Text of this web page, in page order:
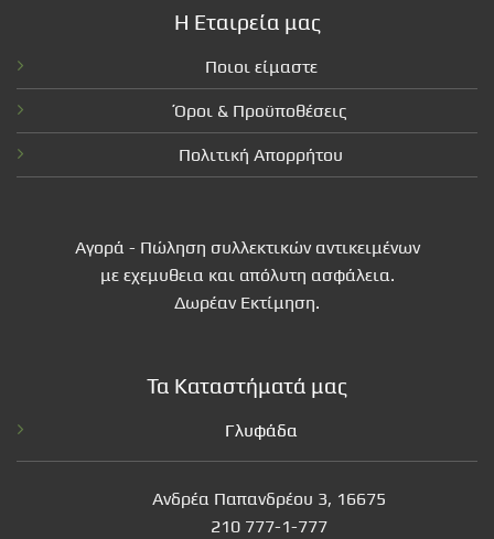
Η Εταιρεία μας
Ποιοι είμαστε
Όροι & Προϋποθέσεις
Πολιτική Απορρήτου
Αγορά - Πώληση συλλεκτικών αντικειμένων
με εχεμυθεια και απόλυτη ασφάλεια.
Δωρέαν Εκτίμηση.
Τα Καταστήματά μας
Γλυφάδα
Ανδρέα Παπανδρέου 3, 16675
210 777-1-777